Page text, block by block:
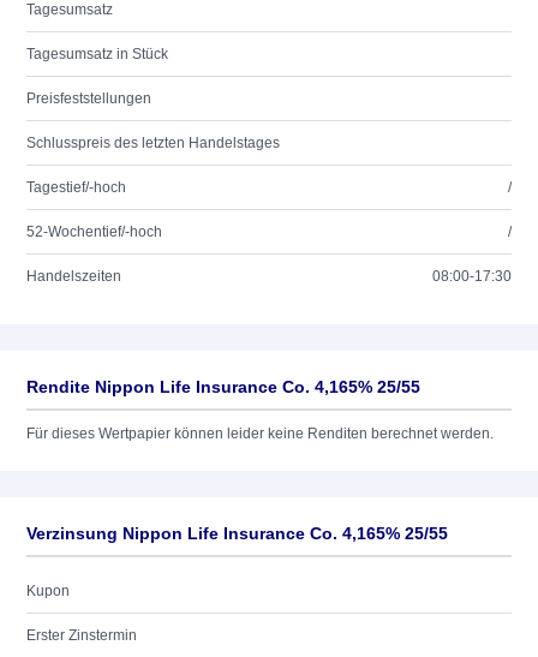
Tagesumsatz
Tagesumsatz in Stück
Preisfeststellungen
Schlusspreis des letzten Handelstages
Tagestief/-hoch /
52-Wochentief/-hoch /
Handelszeiten 08:00-17:30
Rendite Nippon Life Insurance Co. 4,165% 25/55
Für dieses Wertpapier können leider keine Renditen berechnet werden.
Verzinsung Nippon Life Insurance Co. 4,165% 25/55
Kupon
Erster Zinstermin